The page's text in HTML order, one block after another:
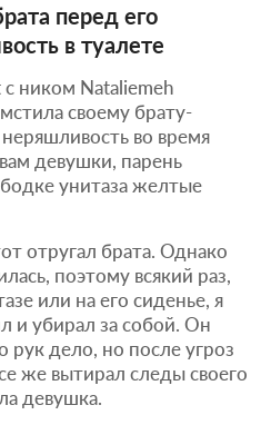
перед его
в туалете
ником Nataliemeh
своему брату-
во время
девушки, парень
унитаза желтые
отругал брата. Однако
поэтому всякий раз,
или на его сиденье, я
и убирал за собой. Он
рук дело, но после угроз
же вытирал следы своего
девушка.